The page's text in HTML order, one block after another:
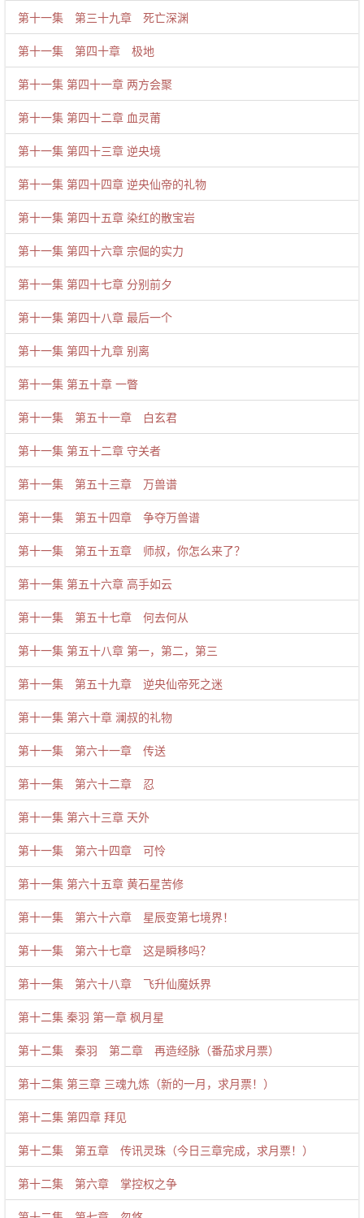
第十一集 第三十九章 死亡深渊
第十一集 第四十章 极地
第十一集 第四十一章 两方会聚
第十一集 第四十二章 血灵莆
第十一集 第四十三章 逆央境
第十一集 第四十四章 逆央仙帝的礼物
第十一集 第四十五章 染红的散宝岩
第十一集 第四十六章 宗倔的实力
第十一集 第四十七章 分别前夕
第十一集 第四十八章 最后一个
第十一集 第四十九章 别离
第十一集 第五十章 一瞥
第十一集 第五十一章 白玄君
第十一集 第五十二章 守关者
第十一集 第五十三章 万兽谱
第十一集 第五十四章 争夺万兽谱
第十一集 第五十五章 师叔，你怎么来了？
第十一集 第五十六章 高手如云
第十一集 第五十七章 何去何从
第十一集 第五十八章 第一，第二，第三
第十一集 第五十九章 逆央仙帝死之迷
第十一集 第六十章 澜叔的礼物
第十一集 第六十一章 传送
第十一集 第六十二章 忍
第十一集 第六十三章 天外
第十一集 第六十四章 可怜
第十一集 第六十五章 黄石星苦修
第十一集 第六十六章 星辰变第七境界！
第十一集 第六十七章 这是瞬移吗？
第十一集 第六十八章 飞升仙魔妖界
第十二集 秦羽 第一章 枫月星
第十二集 秦羽 第二章 再造经脉（番茄求月票）
第十二集 第三章 三魂九炼（新的一月，求月票！）
第十二集 第四章 拜见
第十二集 第五章 传讯灵珠（今日三章完成，求月票！）
第十二集 第六章 掌控权之争